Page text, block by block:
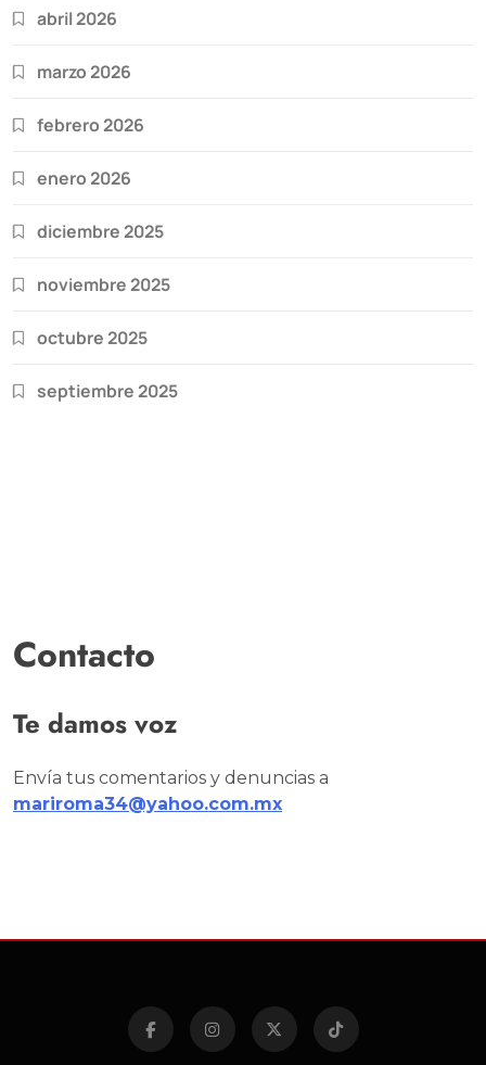
abril 2026
marzo 2026
febrero 2026
enero 2026
diciembre 2025
noviembre 2025
octubre 2025
septiembre 2025
Contacto
Te damos voz
Envía tus comentarios y denuncias a
mariroma34@yahoo.com.mx